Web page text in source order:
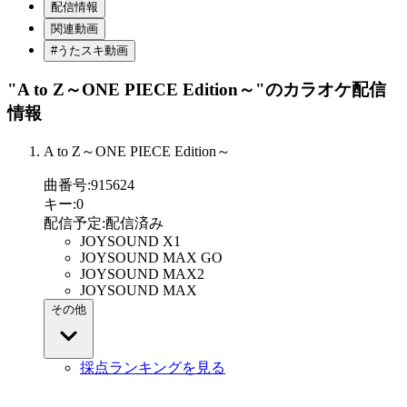
配信情報
関連動画
#うたスキ動画
"A to Z～ONE PIECE Edition～"のカラオケ配信
情報
A to Z～ONE PIECE Edition～
曲番号:915624
キー:0
配信予定:配信済み
JOYSOUND X1
JOYSOUND MAX GO
JOYSOUND MAX2
JOYSOUND MAX
その他
採点ランキングを見る